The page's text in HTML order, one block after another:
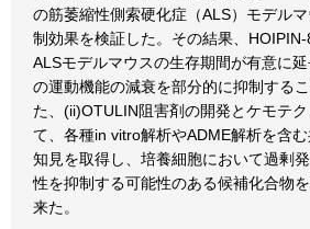
の筋萎縮性側索硬化症（ALS）モデル
制効果を検証した。その結果、HOIPIN-
ALSモデルマウスの生存期間が有意に
の運動機能の減衰を部分的に抑制する
た、(ii)OTULIN阻害剤の開発とケモテ
て、各種in vitro解析やADME解析を含
知見を取得し、培養細胞において過剰
性を抑制する可能性のある候補化合物
来た。